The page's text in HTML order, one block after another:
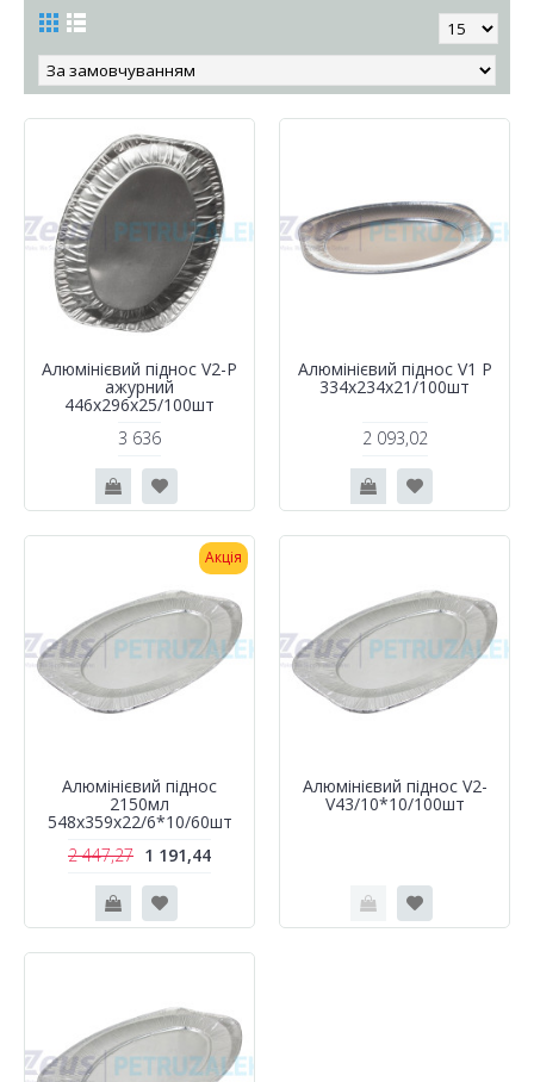
Алюмінієвий піднос V2-Р
ажурний
446х296х25/100шт
3 636
Алюмінієвий піднос V1 P
334x234x21/100шт
2 093,02
Акція
Алюмінієвий піднос
2150мл
548х359x22/6*10/60шт
2 447,27 1 191,44
Алюмінієвий піднос V2-
V43/10*10/100шт